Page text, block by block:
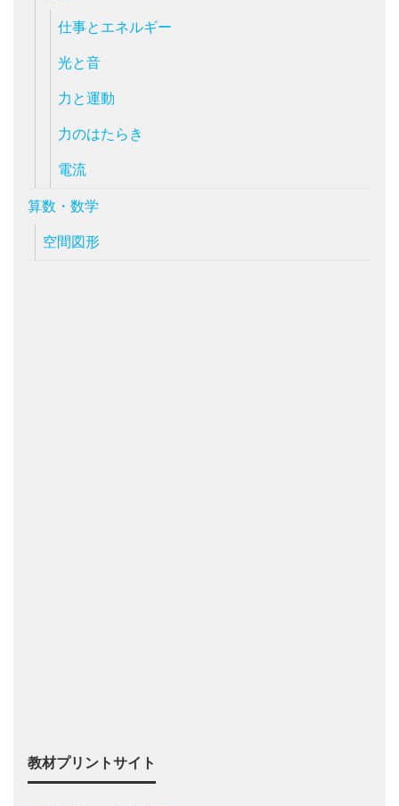
仕事とエネルギー
光と音
力と運動
力のはたらき
電流
算数・数学
空間図形
教材プリントサイト